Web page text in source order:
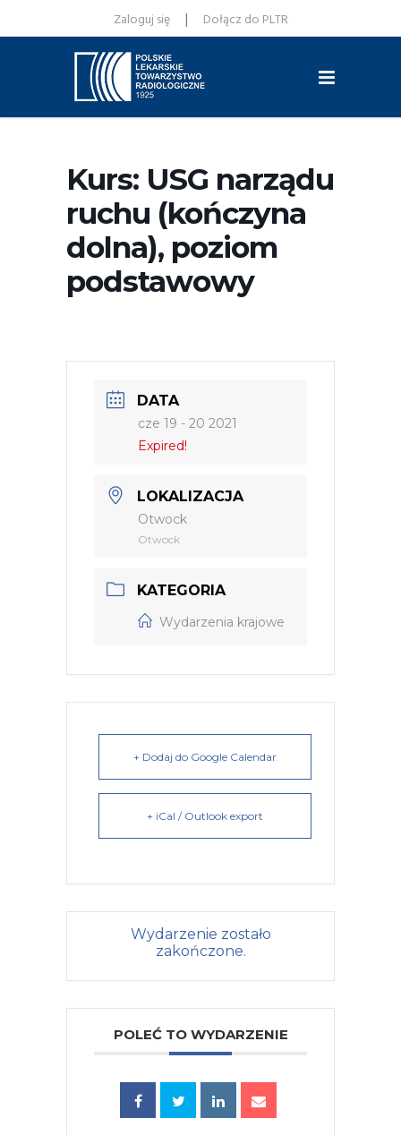
Zaloguj się | Dołącz do PLTR
Kurs: USG narządu
ruchu (kończyna
dolna), poziom
podstawowy
DATA
cze 19 - 20 2021
Expired!
LOKALIZACJA
Otwock
Otwock
KATEGORIA
Wydarzenia krajowe
+ Dodaj do Google Calendar
+ iCal / Outlook export
Wydarzenie zostało
zakończone.
POLEĆ TO WYDARZENIE